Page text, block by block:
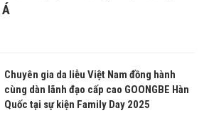
Chuyên gia da liễu Việt Nam đồng hành
cùng dàn lãnh đạo cấp cao GOONGBE Hàn
Quốc tại sự kiện Family Day 2025